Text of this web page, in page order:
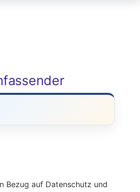
Bezug auf Datenschutz und